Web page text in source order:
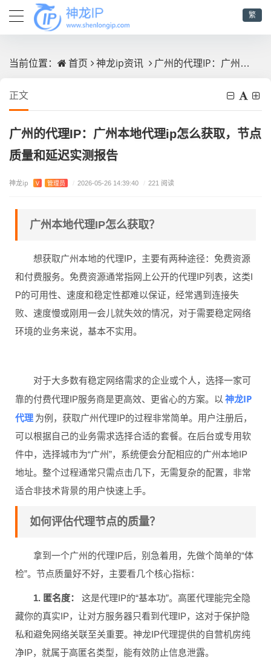
繁
当前位置： 首页 神龙ip资讯 广州的代理IP：广州本地代理ip怎么获取，节点质量和延迟实测报告
正文
广州的代理IP：广州本地代理ip怎么获取，节点
质量和延迟实测报告
神龙ip V 管理员 / 2026-05-26 14:39:40 / 221 阅读
广州本地代理IP怎么获取？
想获取广州本地的代理IP，主要有两种途径：免费资源
和付费服务。免费资源通常指网上公开的代理IP列表，这类I
P的可用性、速度和稳定性都难以保证，经常遇到连接失
败、速度慢或刚用一会儿就失效的情况，对于需要稳定网络
环境的业务来说，基本不实用。
对于大多数有稳定网络需求的企业或个人，选择一家可
靠的付费代理IP服务商是更高效、更省心的方案。以 神龙IP
代理 为例，获取广州代理IP的过程非常简单。用户注册后，
可以根据自己的业务需求选择合适的套餐。在后台或专用软
件中，选择城市为“广州”，系统便会分配相应的广州本地IP
地址。整个过程通常只需点击几下，无需复杂的配置，非常
适合非技术背景的用户快速上手。
如何评估代理节点的质量？
拿到一个广州的代理IP后，别急着用，先做个简单的“体
检”。节点质量好不好，主要看几个核心指标：
1. 匿名度：
这是代理IP的“基本功”。高匿代理能完全隐
藏你的真实IP，让对方服务器只看到代理IP，这对于保护隐
私和避免网络关联至关重要。神龙IP代理提供的自营机房纯
净IP，就属于高匿名类型，能有效防止信息泄露。